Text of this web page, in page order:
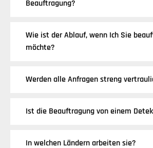
Beauftragung?
Wie ist der Ablauf, wenn Ich Sie
möchte?
Werden alle Anfragen streng
Ist die Beauftragung von einem
In welchen Ländern arbeiten sie?